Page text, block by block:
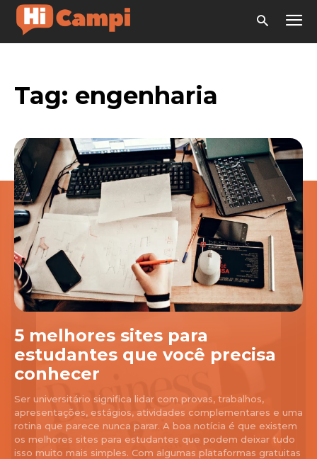
Tag: engenharia
5 melhores sites para
estudantes que você precisa
conhecer
Ser universitário significa lidar com provas, trabalhos,
apresentações, estágios, atividades complementares e uma
rotina que parece nunca parar. A boa notícia é que existem
os melhores sites para estudantes que podem deixar tudo
isso muito mais simples. Com algumas plataformas gratuitas